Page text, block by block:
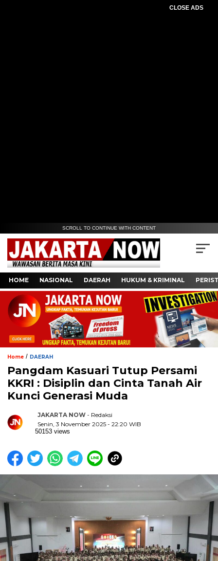
CLOSE ADS
SCROLL TO CONTINUE WITH CONTENT
HOME NASIONAL DAERAH HUKUM & KRIMINAL
Home / DAERAH
Pangdam Kasuari Tutup Persami
KKRI : Disiplin dan Cinta Tanah Air
Kunci Generasi Muda
JAKARTA NOW - Redaksi
Senin, 3 November 2025 - 22:20 WIB
50153 views